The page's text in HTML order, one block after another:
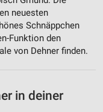
neuesten
Schnäppchen
Funktion den
von Dehner finden.
in deiner